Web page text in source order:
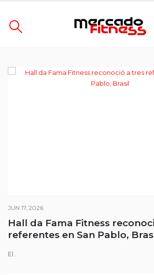
JUN 17, 2026
Hall da Fama Fitness
referentes en San Pablo,
El...